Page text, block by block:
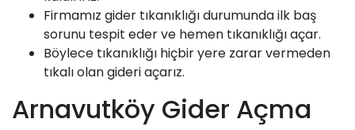
Firmamız gider tıkanıklığı durumunda ilk baş
sorunu tespit eder ve hemen tıkanıklığı açar.
Böylece tıkanıklığı hiçbir yere zarar vermeden
tıkalı olan gideri açarız.
Arnavutköy Gider Açma